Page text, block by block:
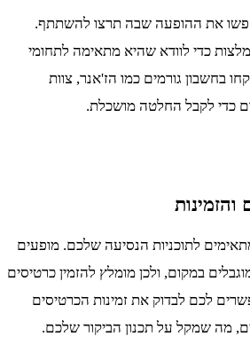
את ההופעה שבה תרצו להשתתף.
כדי לוודא שהיא מתאימה לתחומי
בחשבון גורמים כמו הז'אנר, צוות
כדי לקבל החלטה מושכלת.
לתוכניות הנסיעה שלכם. מופעים
במקום, ולכן מומלץ להזמין כרטיסים
לכם לבדוק את זמינות הכרטיסים
מה שמקל על תכנון הביקור שלכם.